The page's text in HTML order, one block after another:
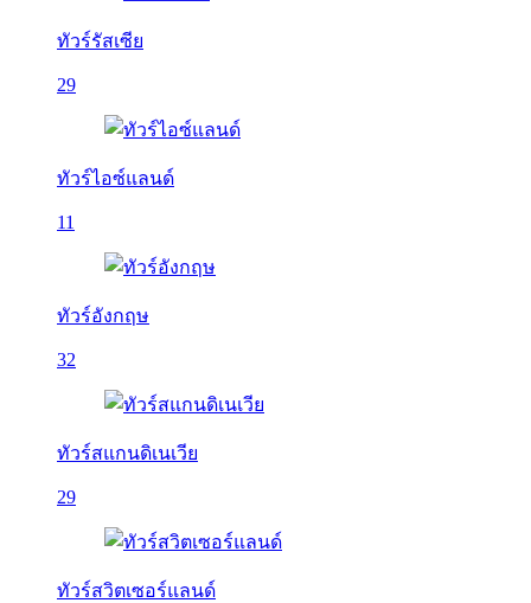
ทัวร์รัสเซีย
29
ทัวร์ไอซ์แลนด์
11
ทัวร์อังกฤษ
32
ทัวร์สแกนดิเนเวีย
29
ทัวร์สวิตเซอร์แลนด์